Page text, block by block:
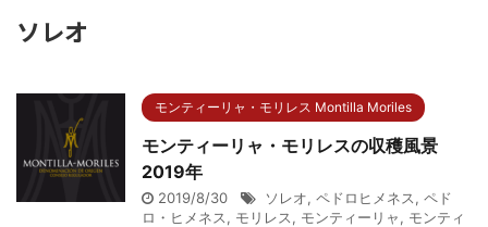
ソレオ
モンティーリャ・モリレス Montilla Moriles
モンティーリャ・モリレスの収穫風景
2019年
2019/8/30 ソレオ, ペドロヒメネス, ペド
ロ・ヒメネス, モリレス, モンティーリャ, モンティ